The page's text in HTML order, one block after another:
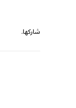
شاركها.